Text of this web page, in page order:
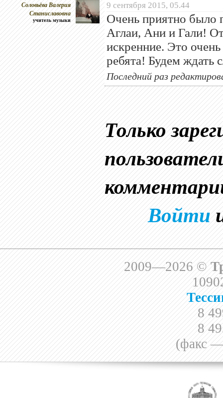
Соловьёва Валерия
Станиславовна
учитель музыки
9 сентября 2015, 05.44
Очень приятно было
Аглаи, Ани и Гали!
искренние. Это
ребята! Будем ждать
Последний раз
Только
Войти
2009—2026 ©
8
8
(факс